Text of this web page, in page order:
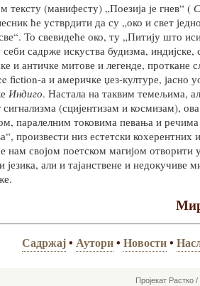
тексту (манифесту) „Поезија је гнев“ (
ће устврдити да су „око и свет
То свевидеће око, ту „Питију што
себи садрже искуства будизма, индијске,
и античке митове и легенде, проткане
fiction-а и америчке џез-културе, јасно
Индиго. Настала на таквим темељима,
сигнализма (сцијентизам и космизам),
паралелним токовима певања и
произвести низ естетски
нам својом поетском магијом отворити
језика, али и тајанствене и недокучиве
Садржај• Аутори• Новости•
Пројекат Растко/